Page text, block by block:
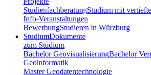
StudienfachberatungStudium mit
Info-Veranstaltungen
BewerbungStudieren in Würzburg
StudiumDokumente
zum Studium
Bachelor GeovisualisierungBachelor
Geoinformatik
Master Geodatentechnologie